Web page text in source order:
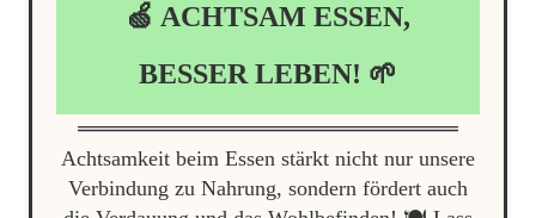
🍏 ACHTSAM ESSEN,
BESSER LEBEN! 🌱
Achtsamkeit beim Essen stärkt nicht nur unsere
Verbindung zu Nahrung, sondern fördert auch